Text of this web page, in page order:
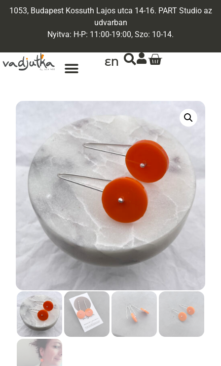
1053, Budapest Kossuth Lajos utca 14-16. PART Studio az
udvarban
Nyitva: H-P: 11:00-19:00, Szo: 10-14.
EN